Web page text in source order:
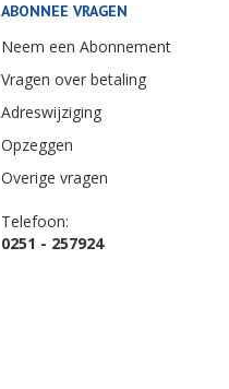
ABONNEE VRAGEN
Neem een Abonnement
Vragen over betaling
Adreswijziging
Opzeggen
Overige vragen
Telefoon:
0251 - 257924